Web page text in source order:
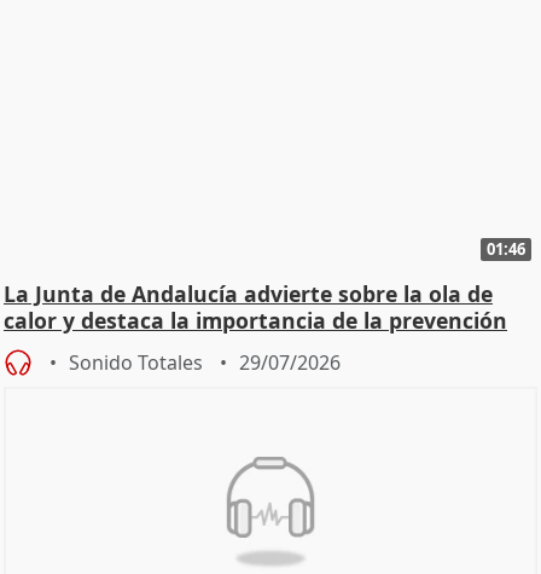
01:46
La Junta de Andalucía advierte sobre la ola de
calor y destaca la importancia de la prevención
Sonido Totales 29/07/2026